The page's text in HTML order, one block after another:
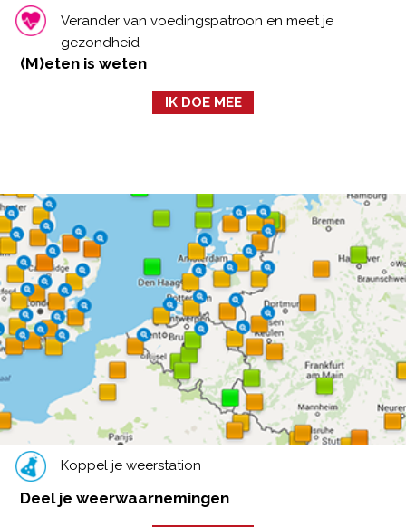
Verander van voedingspatroon en meet je
gezondheid
(M)eten is weten
IK DOE MEE
Koppel je weerstation
Deel je weerwaarnemingen